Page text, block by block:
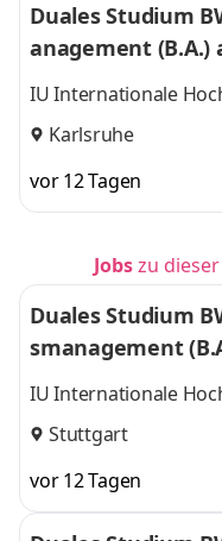
Duales Studium
anagement (B.A.)
IU Internationale
Karlsruhe
vor 12 Tagen
Jobszu
Duales Studium
smanagement
l
IU Internationale
Stuttgart
vor 12 Tagen